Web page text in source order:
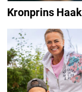
Kronprins